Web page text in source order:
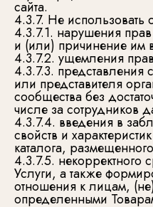
сайта.
4.3.7. Не
4.3.7.1. нарушения
и (или) причинение
4.3.7.2. ущемления
4.3.7.3. представления
или представителя
сообщества без
числе за сотрудников
4.3.7.4. введения в
свойств и
каталога,
4.3.7.5. некорректного
Услуги, а также
отношения к лицам,
определенными